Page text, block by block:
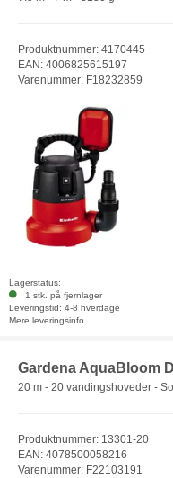
Produktnummer: 4170445
EAN: 4006825615197
Varenummer: F18232859
Lagerstatus:
1 stk. på fjernlager
Leveringstid: 4-8 hverdage
Mere leveringsinfo
Gardena AquaBloom
20 m - 20 vandingshoveder -
Produktnummer: 13301-20
EAN: 4078500058216
Varenummer: F22103191